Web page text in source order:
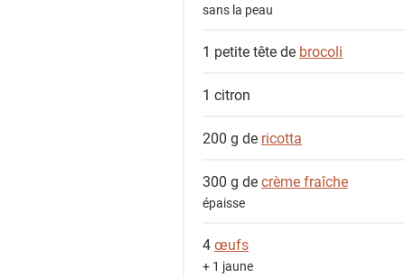
sans la peau
1 petite tête de brocoli
1 citron
200 g de ricotta
300 g decrème fraîche
épaisse
4œufs
+ 1 jaune